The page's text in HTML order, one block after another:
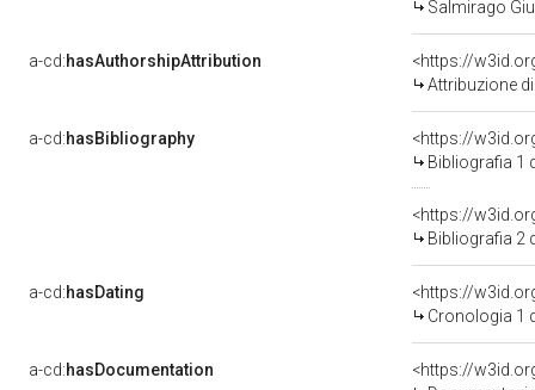
Salmirago
a-cd:hasAuthorshipAttribution
<https://
Attribuzione
a-cd:hasBibliography
<https://
Bibliografia 1
<https://
Bibliografia 2
a-cd:hasDating
<https://
Cronologia 1
a-cd:hasDocumentation